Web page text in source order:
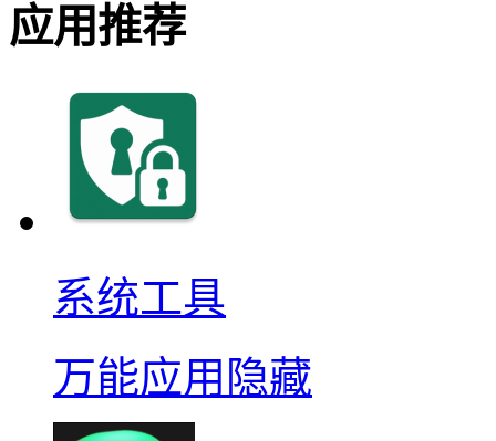
应用推荐
系统工具
万能应用隐藏